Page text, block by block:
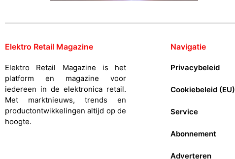
Elektro Retail Magazine Navigatie
Elektro Retail Magazine is het
platform en magazine voor
iedereen in de elektronica retail.
Met marktnieuws, trends en
productontwikkelingen altijd op de
hoogte.
Privacybeleid
Cookiebeleid (EU)
Service
Abonnement
Adverteren